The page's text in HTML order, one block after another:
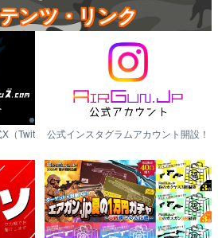
ンツ・リンク
（Twit
公式インスタグラムアカウント開設！